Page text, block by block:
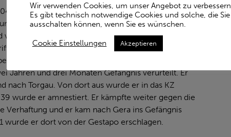
in Gera geboren. Er erlernte den Beruf des
nahm an Wahl- und Streikversammlungen teil.
seine Arbeitsstelle. Am 5. Juli 1934 wurde er
der Unterbringung von flüchtigen Funktionären
angeklagt. Im Oktober 1934 wurde er wegen
Jahren und drei Monaten Gefängnis verurteilt. Er
nach Torgau. Von dort aus wurde er in das KZ
wurde er amnestiert. Er kämpfte weiter gegen die
und er kam nach Gera ins Gefängnis
wurde er dort von der Gestapo erschlagen.
Wir verwenden Cookies, um unser Angebot zu verbessern.
Es gibt technisch notwendige Cookies und solche, die Sie
ausschalten können, wenn Sie es wünschen.
Cookie Einstellungen Akzeptieren